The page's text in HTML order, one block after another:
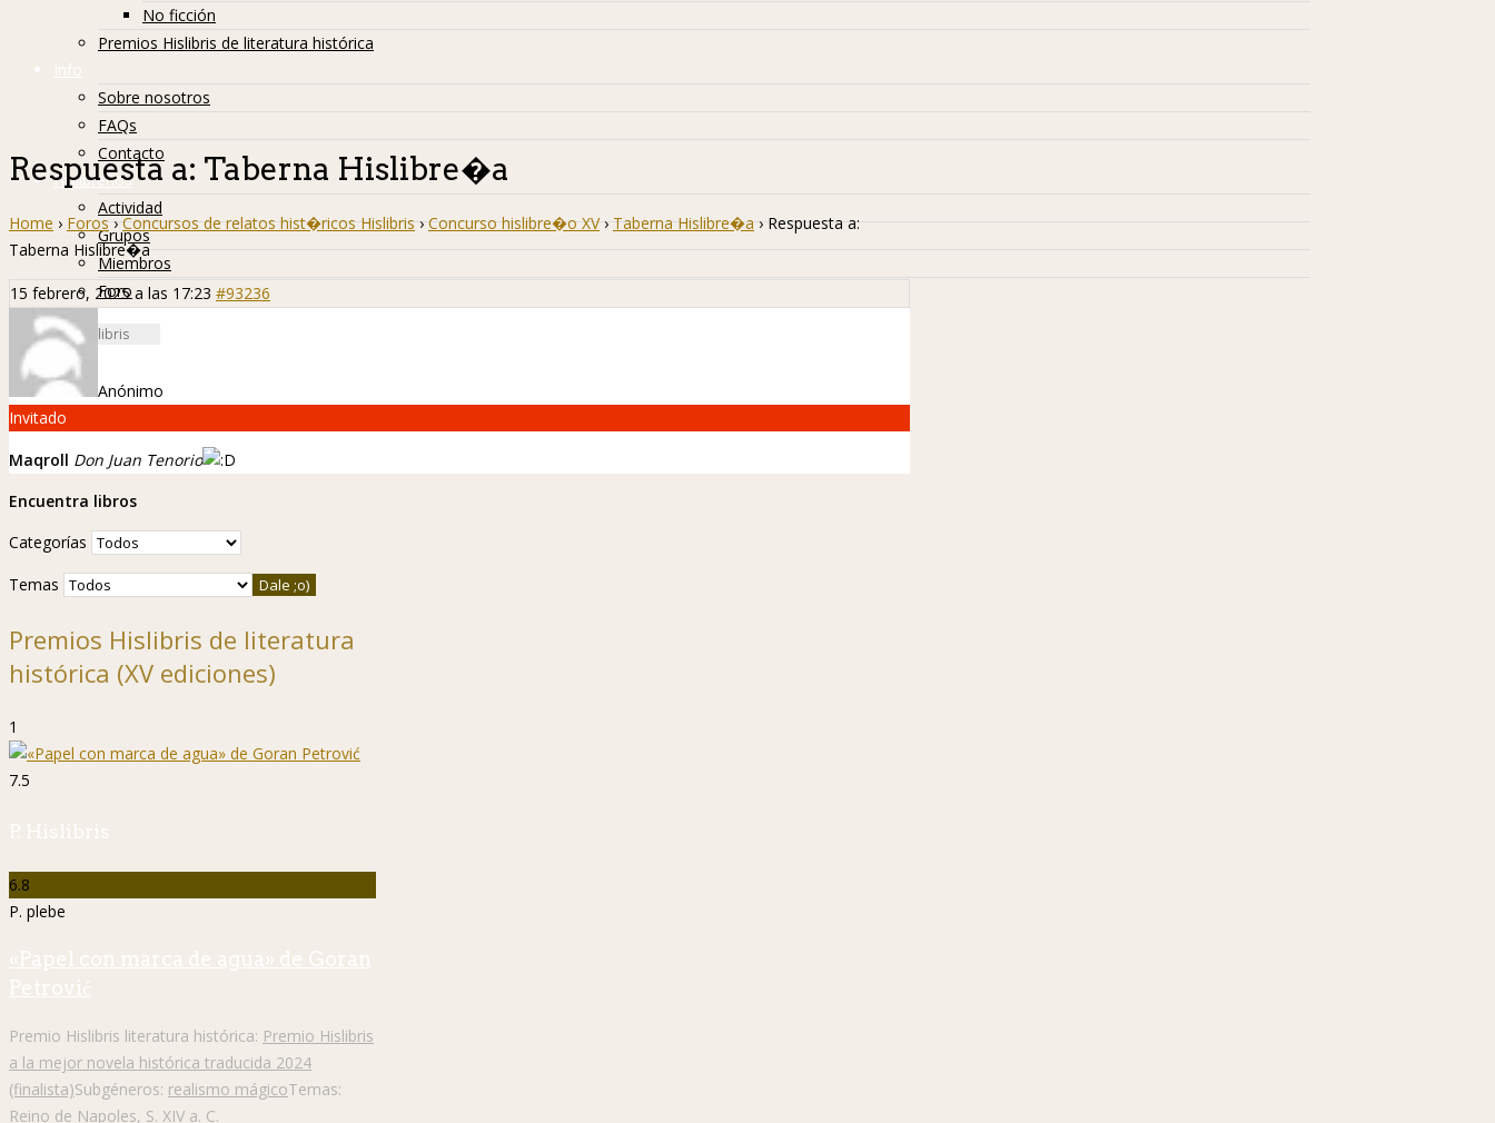
No ficción
Premios Hislibris de literatura histórica
Info
Sobre nosotros
FAQs
Contacto
Hislibreños
Actividad
Grupos
Miembros
Foro
Respuesta a: Taberna Hislibre�a
Home › Foros › Concursos de relatos hist�ricos Hislibris › Concurso hislibre�o XV › Taberna Hislibre�a › Respuesta a:
Taberna Hislibre�a
15 febrero, 2025 a las 17:23 #93236
Anónimo
Invitado
Maqroll Don Juan Tenorio
Encuentra libros
Categorías
Temas
Premios Hislibris de literatura
histórica (XV ediciones)
1
7.5
P. Hislibris
6.8
P. plebe
«Papel con marca de agua» de Goran
Petrović
Premio Hislibris literatura histórica: Premio Hislibris
a la mejor novela histórica traducida 2024
(finalista)Subgéneros: realismo mágicoTemas:
Reino de Napoles, S. XIV a. C.